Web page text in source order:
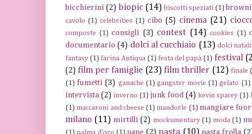
bicchierini (2) biopic (14) biscotti speziati (1)
cavolo (1) celebrities (1) cibo (5) cinema (21)
composte (1) consigli (3) contest (14) cookies (1)
documentario (4) dolci al cucchiaio (13) dolci
fantasy (1) farina Antiqua (1) festa del papà (1) festival
(2) film per famiglie (23) film thriller (12) finale
(1) fumetti (3) ganache (1) gangster movie (1) gelato (1)
intervista (2) inverno (1) junk food (4) kevin spacey (1)
(1) maccaroni and cheese (1) mandorle (1) mangiare
milano (11) mirtilli (2) mockumentary (1) moda (1)
(1) palma d'oro (1) pane (2) pasta (10) pasta frolla